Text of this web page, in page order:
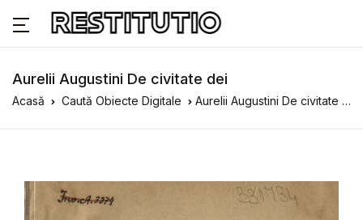
Aurelii Augustini De civitate dei
Acasă Caută Obiecte Digitale Aurelii Augustini De civitate dei